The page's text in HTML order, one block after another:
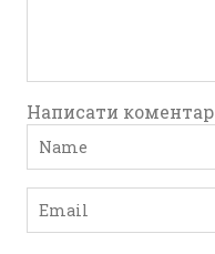
Написати коментар